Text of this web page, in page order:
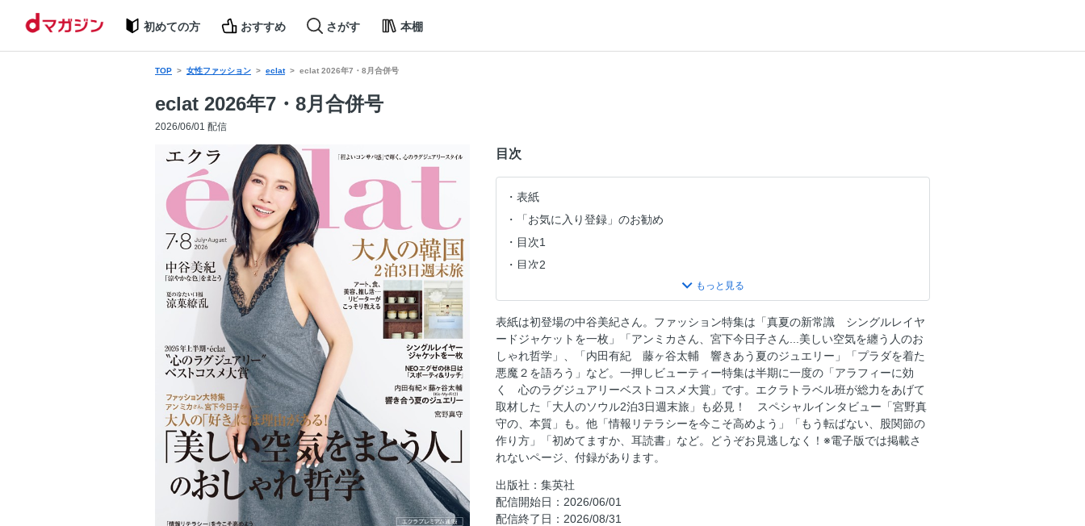
初めての方 おすすめ さがす 本棚
TOP 女性ファッション eclat eclat 2026年7・8月合併号
eclat 2026年7・8月合併号
2026/06/01 配信
目次
表紙
「お気に入り登録」のお勧め
目次1
目次2
人を育てる、社会を育てる
「腕時計が紡ぐ物語」
小林麻美 「スタイルのある人生」
涼菓繚乱
中谷美紀「涼やかな色」をまとう夏の日
「情報リテラシー」を、今こそ高めよう！
「シングルレイヤージャケット」が真夏の新基準！
NEOエグゼのための「スポーティリッチ」な休日服
板谷由夏×伊藤美佐季 私を輝かせる「新ブランド考」
表紙は初登場の中谷美紀さん。ファッション特集は「真夏の新常識 シングルレイヤ
ードジャケットを一枚」「アンミカさん、宮下今日子さん...美しい空気を纏う人のお
しゃれ哲学」、「内田有紀 藤ヶ谷太輔 響きあう夏のジュエリー」「プラダを着た
悪魔２を語ろう」など。一押しビューティー特集は半期に一度の「アラフィーに効
く 心のラグジュアリーベストコスメ大賞」です。エクラトラベル班が総力をあげて
取材した「大人のソウル2泊3日週末旅」も必見！ スペシャルインタビュー「宮野真
守の、本質」も。他「情報リテラシーを今こそ高めよう」「もう転ばない、股関節の
作り方」「初めてますか、耳読書」など。どうぞお見逃しなく！※電子版では掲載さ
れないページ、付録があります。
出版社：集英社
配信開始日：2026/06/01
配信終了日：2026/08/31